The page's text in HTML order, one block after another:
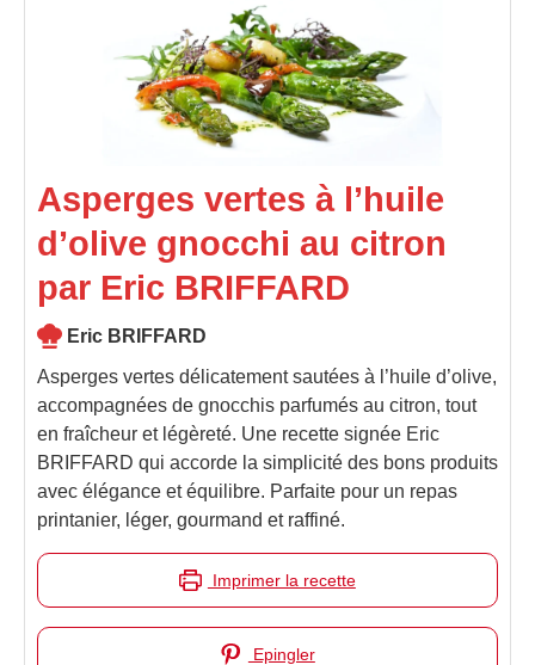
Asperges vertes à l’huile
d’olive gnocchi au citron
par Eric BRIFFARD
Eric BRIFFARD
Asperges vertes délicatement sautées à l’huile d’olive,
accompagnées de gnocchis parfumés au citron, tout
en fraîcheur et légèreté. Une recette signée Eric
BRIFFARD qui accorde la simplicité des bons produits
avec élégance et équilibre. Parfaite pour un repas
printanier, léger, gourmand et raffiné.
Imprimer la recette
Epingler